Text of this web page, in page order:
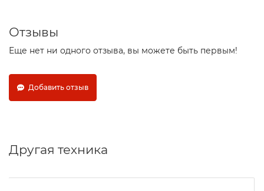
Отзывы
Еще нет ни одного отзыва, вы можете быть первым!
Добавить отзыв
Другая техника